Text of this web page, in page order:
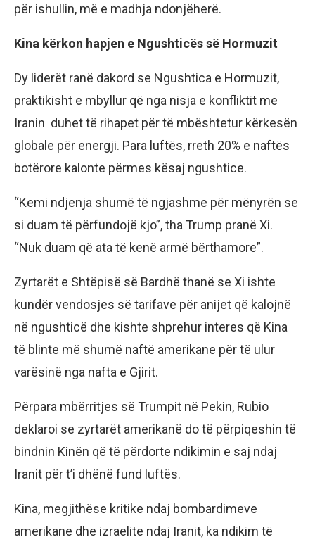
për ishullin, më e madhja ndonjëherë.
Kina kërkon hapjen e Ngushticës së Hormuzit
Dy liderët ranë dakord se Ngushtica e Hormuzit,
praktikisht e mbyllur që nga nisja e konfliktit me
Iranin duhet të rihapet për të mbështetur kërkesën
globale për energji. Para luftës, rreth 20% e naftës
botërore kalonte përmes kësaj ngushtice.
“Kemi ndjenja shumë të ngjashme për mënyrën se
si duam të përfundojë kjo”, tha Trump pranë Xi.
“Nuk duam që ata të kenë armë bërthamore”.
Zyrtarët e Shtëpisë së Bardhë thanë se Xi ishte
kundër vendosjes së tarifave për anijet që kalojnë
në ngushticë dhe kishte shprehur interes që Kina
të blinte më shumë naftë amerikane për të ulur
varësinë nga nafta e Gjirit.
Përpara mbërritjes së Trumpit në Pekin, Rubio
deklaroi se zyrtarët amerikanë do të përpiqeshin të
bindnin Kinën që të përdorte ndikimin e saj ndaj
Iranit për t’i dhënë fund luftës.
Kina, megjithëse kritike ndaj bombardimeve
amerikane dhe izraelite ndaj Iranit, ka ndikim të